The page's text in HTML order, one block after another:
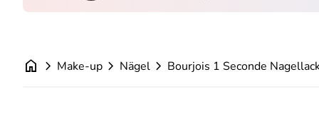
home chevron_right Make-up chevron_right Nägel chevron_right Bourjois 1 Seconde